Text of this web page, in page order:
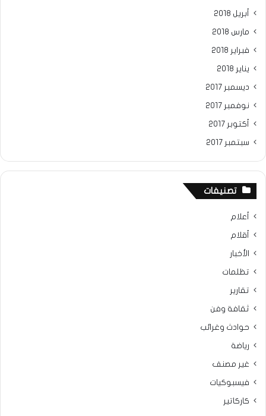
أبريل 2018
مارس 2018
فبراير 2018
يناير 2018
ديسمبر 2017
نوفمبر 2017
أكتوبر 2017
سبتمبر 2017
تصنيفات
أعلام
أقلام
الأخبار
تظلمات
تقارير
ثقافة وفن
حوادث وغرائب
رياضة
غير مصنف
فيسبوكيات
كاركاتير